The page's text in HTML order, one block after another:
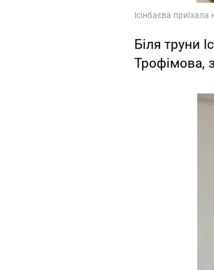
Біля труни
Трофімова,